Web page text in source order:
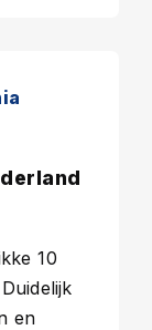
10
en